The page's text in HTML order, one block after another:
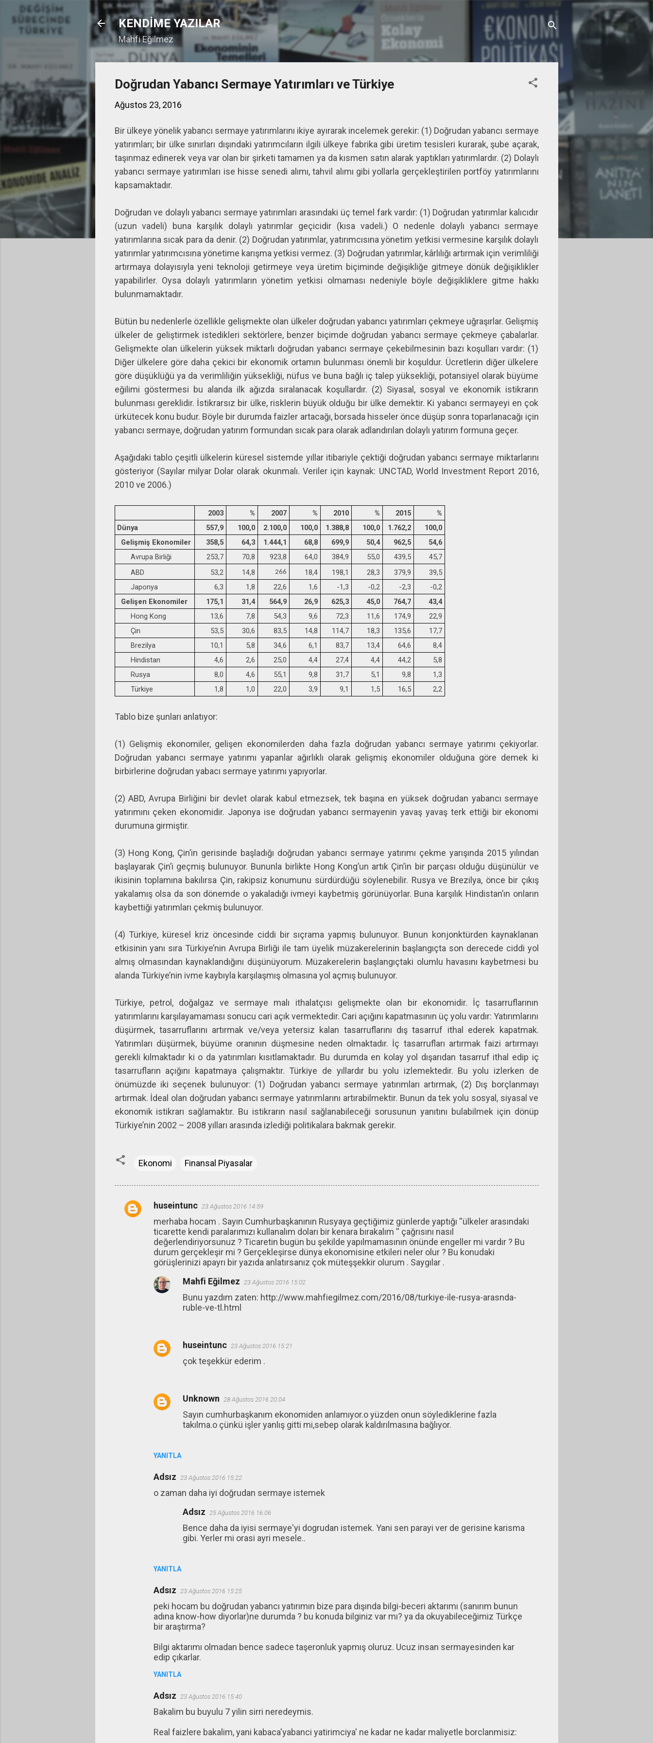
Ana içeriğe atla
KENDİME YAZILAR
Mahfi Eğilmez
Doğrudan Yabancı Sermaye Yatırımları ve Türkiye
Ağustos 23, 2016
Bir ülkeye yönelik yabancı sermaye yatırımlarını ikiye ayırarak incelemek gerekir: (1) Doğrudan yabancı sermaye
yatırımları; bir ülke sınırları dışındaki yatırımcıların ilgili ülkeye fabrika gibi üretim tesisleri kurarak, şube açarak,
taşınmaz edinerek veya var olan bir şirketi tamamen ya da kısmen satın alarak yaptıkları yatırımlardır. (2) Dolaylı
yabancı sermaye yatırımları ise hisse senedi alımı, tahvil alımı gibi yollarla gerçekleştirilen portföy yatırımlarını
kapsamaktadır.
Doğrudan ve dolaylı yabancı sermaye yatırımları arasındaki üç temel fark vardır: (1) Doğrudan yatırımlar kalıcıdır
(uzun vadeli) buna karşılık dolaylı yatırımlar geçicidir (kısa vadeli.) O nedenle dolaylı yabancı sermaye
yatırımlarına sıcak para da denir. (2) Doğrudan yatırımlar, yatırımcısına yönetim yetkisi vermesine karşılık dolaylı
yatırımlar yatırımcısına yönetime karışma yetkisi vermez. (3) Doğrudan yatırımlar, kârlılığı artırmak için verimliliği
artırmaya dolayısıyla yeni teknoloji getirmeye veya üretim biçiminde değişikliğe gitmeye dönük değişiklikler
yapabilirler. Oysa dolaylı yatırımların yönetim yetkisi olmaması nedeniyle böyle değişikliklere gitme hakkı
bulunmamaktadır.
Bütün bu nedenlerle özellikle gelişmekte olan ülkeler doğrudan yabancı yatırımları çekmeye uğraşırlar. Gelişmiş
ülkeler de geliştirmek istedikleri sektörlere, benzer biçimde doğrudan yabancı sermaye çekmeye çabalarlar.
Gelişmekte olan ülkelerin yüksek miktarlı doğrudan yabancı sermaye çekebilmesinin bazı koşulları vardır: (1)
Diğer ülkelere göre daha çekici bir ekonomik ortamın bulunması önemli bir koşuldur. Ücretlerin diğer ülkelere
göre düşüklüğü ya da verimliliğin yüksekliği, nüfus ve buna bağlı iç talep yüksekliği, potansiyel olarak büyüme
eğilimi göstermesi bu alanda ilk ağızda sıralanacak koşullardır. (2) Siyasal, sosyal ve ekonomik istikrarın
bulunması gereklidir. İstikrarsız bir ülke, risklerin büyük olduğu bir ülke demektir. Ki yabancı sermayeyi en çok
ürkütecek konu budur. Böyle bir durumda faizler artacağı, borsada hisseler önce düşüp sonra toparlanacağı için
yabancı sermaye, doğrudan yatırım formundan sıcak para olarak adlandırılan dolaylı yatırım formuna geçer.
Aşağıdaki tablo çeşitli ülkelerin küresel sistemde yıllar itibariyle çektiği doğrudan yabancı sermaye miktarlarını
gösteriyor (Sayılar milyar Dolar olarak okunmalı. Veriler için kaynak: UNCTAD, World Investment Report 2016,
2010 ve 2006.)
2003 % 2007 % 2010 % 2015
%
Dünya
557,9 100,0 2.100,0 100,0 1.388,8 100,0 1.762,2
100,0
Gelişmiş Ekonomiler
358,5 64,3 1.444,1 68,8 699,9 50,4 962,5
54,6
Avrupa Birliği
253,7 70,8 923,8 64,0 384,9 55,0 439,5
45,7
ABD
53,2 14,8 266 18,4 198,1 28,3 379,9
39,5
Japonya
6,3 1,8 22,6 1,6 -1,3 -0,2 -2,3
-0,2
Gelişen Ekonomiler
175,1 31,4 564,9 26,9 625,3 45,0 764,7
43,4
Hong Kong
13,6 7,8 54,3 9,6 72,3 11,6 174,9
22,9
Çin
53,5 30,6 83,5 14,8 114,7 18,3 135,6
17,7
Brezilya
10,1 5,8 34,6 6,1 83,7 13,4 64,6
8,4
Hindistan
4,6 2,6 25,0 4,4 27,4 4,4 44,2
5,8
Rusya
8,0 4,6 55,1 9,8 31,7 5,1 9,8
1,3
Türkiye
1,8 1,0 22,0 3,9 9,1 1,5 16,5 2,2
Tablo bize şunları anlatıyor:
(1) Gelişmiş ekonomiler, gelişen ekonomilerden daha fazla doğrudan yabancı sermaye yatırımı çekiyorlar.
Doğrudan yabancı sermaye yatırımı yapanlar ağırlıklı olarak gelişmiş ekonomiler olduğuna göre demek ki
birbirlerine doğrudan yabacı sermaye yatırımı yapıyorlar.
(2) ABD, Avrupa Birliğini bir devlet olarak kabul etmezsek, tek başına en yüksek doğrudan yabancı sermaye
yatırımını çeken ekonomidir. Japonya ise doğrudan yabancı sermayenin yavaş yavaş terk ettiği bir ekonomi
durumuna girmiştir.
(3) Hong Kong, Çin’in gerisinde başladığı doğrudan yabancı sermaye yatırımı çekme yarışında 2015 yılından
başlayarak Çin’i geçmiş bulunuyor. Bununla birlikte Hong Kong’un artık Çin’in bir parçası olduğu düşünülür ve
ikisinin toplamına bakılırsa Çin, rakipsiz konumunu sürdürdüğü söylenebilir. Rusya ve Brezilya, önce bir çıkış
yakalamış olsa da son dönemde o yakaladığı ivmeyi kaybetmiş görünüyorlar. Buna karşılık Hindistan’ın onların
kaybettiği yatırımları çekmiş bulunuyor.
(4) Türkiye, küresel kriz öncesinde ciddi bir sıçrama yapmış bulunuyor. Bunun konjonktürden kaynaklanan
etkisinin yanı sıra Türkiye’nin Avrupa Birliği ile tam üyelik müzakerelerinin başlangıçta son derecede ciddi yol
almış olmasından kaynaklandığını düşünüyorum. Müzakerelerin başlangıçtaki olumlu havasını kaybetmesi bu
alanda Türkiye’nin ivme kaybıyla karşılaşmış olmasına yol açmış bulunuyor.
Türkiye, petrol, doğalgaz ve sermaye malı ithalatçısı gelişmekte olan bir ekonomidir. İç tasarruflarının
yatırımlarını karşılayamaması sonucu cari açık vermektedir. Cari açığını kapatmasının üç yolu vardır: Yatırımlarını
düşürmek, tasarruflarını artırmak ve/veya yetersiz kalan tasarruflarını dış tasarruf ithal ederek kapatmak.
Yatırımları düşürmek, büyüme oranının düşmesine neden olmaktadır. İç tasarrufları artırmak faizi artırmayı
gerekli kılmaktadır ki o da yatırımları kısıtlamaktadır. Bu durumda en kolay yol dışarıdan tasarruf ithal edip iç
tasarrufların açığını kapatmaya çalışmaktır. Türkiye de yıllardır bu yolu izlemektedir. Bu yolu izlerken de
önümüzde iki seçenek bulunuyor: (1) Doğrudan yabancı sermaye yatırımları artırmak, (2) Dış borçlanmayı
artırmak. İdeal olan doğrudan yabancı sermaye yatırımlarını artırabilmektir. Bunun da tek yolu sosyal, siyasal ve
ekonomik istikrarı sağlamaktır. Bu istikrarın nasıl sağlanabileceği sorusunun yanıtını bulabilmek için dönüp
Türkiye’nin 2002 – 2008 yılları arasında izlediği politikalara bakmak gerekir.
Ekonomi Finansal Piyasalar
Y
huseintunc 23 Ağustos 2016 14:59
merhaba hocam . Sayın Cumhurbaşkanının Rusyaya geçtiğimiz günlerde yaptığı ''ülkeler arasındaki
ticarette kendi paralarımızı kullanalım doları bir kenara bırakalım '' çağrısını nasıl
değerlendiriyorsunuz ? Ticaretin bugün bu şekilde yapılmamasının önünde engeller mi vardır ? Bu
durum gerçekleşir mi ? Gerçekleşirse dünya ekonomisine etkileri neler olur ? Bu konudaki
görüşlerinizi apayrı bir yazıda anlatırsanız çok müteşşekkir olurum . Saygılar .
YANITLA
Mahfi Eğilmez 23 Ağustos 2016 15:02
Bunu yazdım zaten: http://www.mahfiegilmez.com/2016/08/turkiye-ile-rusya-arasnda-
ruble-ve-tl.html
huseintunc 23 Ağustos 2016 15:21
çok teşekkür ederim .
Unknown 28 Ağustos 2016 20:04
Sayın cumhurbaşkanım ekonomiden anlamıyor.o yüzden onun söylediklerine fazla
takılma.o çünkü işler yanlış gitti mi,sebep olarak kaldırılmasına bağlıyor.
Adsız 23 Ağustos 2016 15:22
o zaman daha iyi doğrudan sermaye istemek
YANITLA
Adsız 25 Ağustos 2016 16:06
Bence daha da iyisi sermaye'yi dogrudan istemek. Yani sen parayi ver de gerisine karisma
gibi. Yerler mi orasi ayri mesele..
Adsız 23 Ağustos 2016 15:25
peki hocam bu doğrudan yabancı yatırımın bize para dışında bilgi-beceri aktarımı (sanırım bunun
adına know-how diyorlar)ne durumda ? bu konuda bilginiz var mı? ya da okuyabileceğimiz Türkçe
bir araştırma?
Bilgi aktarımı olmadan bence sadece taşeronluk yapmış oluruz. Ucuz insan sermayesinden kar
edip çıkarlar.
YANITLA
Adsız 23 Ağustos 2016 15:40
Bakalim bu buyulu 7 yilin sirri neredeymis.
Real faizlere bakalim, yani kabaca'yabanci yatirimciya' ne kadar ne kadar maliyetle borclanmisiz: